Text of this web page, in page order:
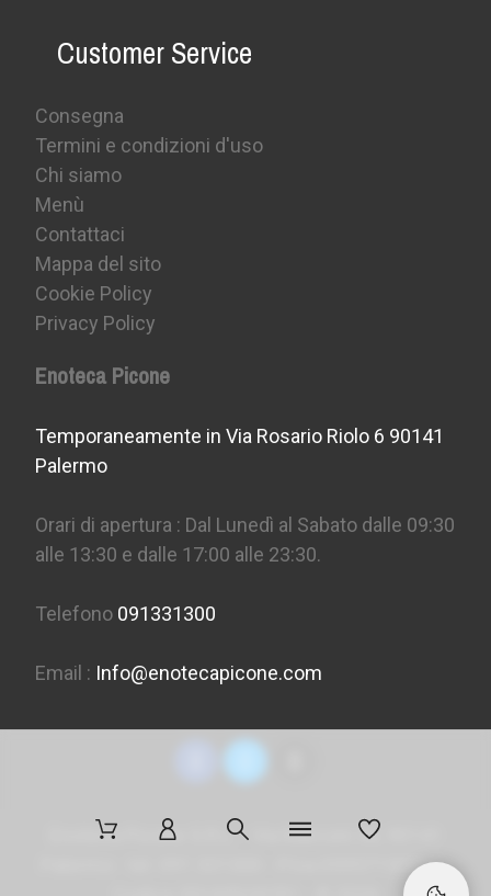
Customer Service
Consegna
Termini e condizioni d'uso
Chi siamo
Menù
Contattaci
Mappa del sito
Cookie Policy
Privacy Policy
Enoteca Picone
Temporaneamente in Via Rosario Riolo 6 90141
Palermo
Orari di apertura : Dal Lunedì al Sabato dalle 09:30
alle 13:30 e dalle 17:00 alle 23:30.
Telefono 091331300
Email : Info@enotecapicone.com
Enoteca Picone S.R.L. - Via Marconi 36, 90141
Palermo - tel. 091 331300 - P.Iva 05957150823 -